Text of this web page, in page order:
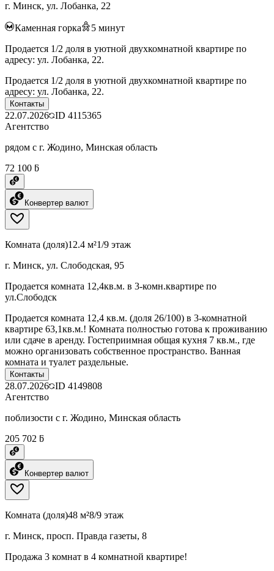
г. Минск, ул. Лобанка, 22
Каменная горка 5 минут
Продается 1/2 доля в уютной двухкомнатной квартире по
адресу: ул. Лобанка, 22.
Продается 1/2 доля в уютной двухкомнатной квартире по
адресу: ул. Лобанка, 22.
Контакты
22.07.2026 ID 4115365
Агентство
рядом с г. Жодино, Минская область
72 100 ƃ
Конвертер валют
Комната (доля)12.4 м²1/9 этаж
г. Минск, ул. Слободская, 95
Продается комната 12,4кв.м. в 3-комн.квартире по
ул.Слободск
Продается комната 12,4 кв.м. (доля 26/100) в 3-комнатной
квартире 63,1кв.м.! Комната полностью готова к проживанию
или сдаче в аренду. Гостеприимная общая кухня 7 кв.м., где
можно организовать собственное пространство. Ванная
комната и туалет раздельные.
Контакты
28.07.2026 ID 4149808
Агентство
поблизости с г. Жодино, Минская область
205 702 ƃ
Конвертер валют
Комната (доля)48 м²8/9 этаж
г. Минск, просп. Правда газеты, 8
Продажа 3 комнат в 4 комнатной квартире!